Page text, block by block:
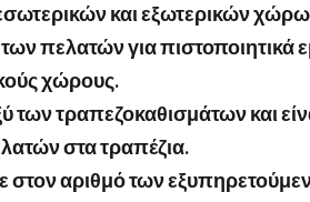
και εξωτερικών
πελατών για πιστοποιητικά
χώρους.
των τραπεζοκαθισμάτων και
στα τραπέζια.
στον αριθμό των